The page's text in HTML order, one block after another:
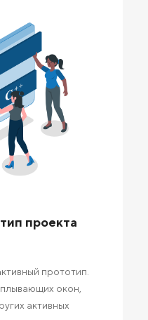
проекта
прототип.
окон,
активных